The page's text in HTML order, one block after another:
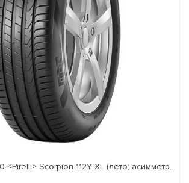
Scorpion 112Y XL (лето; асимметр.